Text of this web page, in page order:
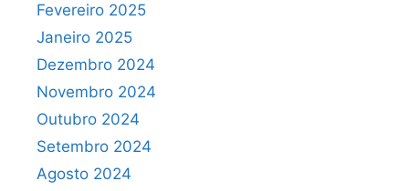
Fevereiro 2025
Janeiro 2025
Dezembro 2024
Novembro 2024
Outubro 2024
Setembro 2024
Agosto 2024